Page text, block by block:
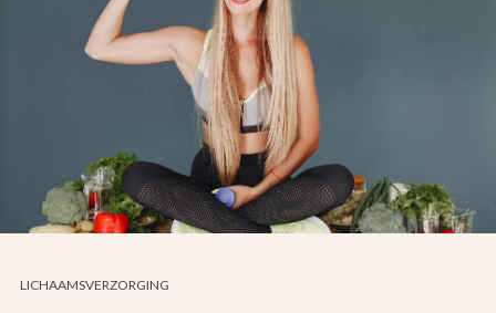
LICHAAMSVERZORGING